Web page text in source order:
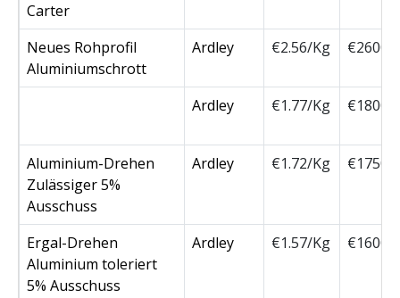
Carter
Neues Rohprofil
Aluminiumschrott
Ardley €2.56/Kg €2600/
Ardley €1.77/Kg €1800/
Aluminium-Drehen
Zulässiger 5%
Ausschuss
Ardley €1.72/Kg €1750/
Ergal-Drehen
Aluminium toleriert
5% Ausschuss
Ardley €1.57/Kg €1600/